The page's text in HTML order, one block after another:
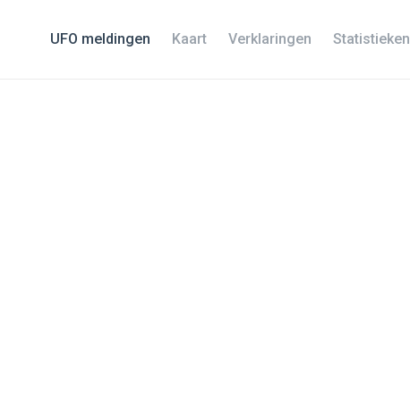
UFO meldingen Kaart Verklaringen Statistieken